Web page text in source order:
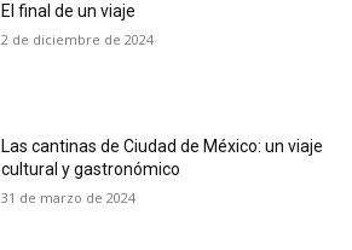
El final de un viaje
2 de diciembre de 2024
Las cantinas de Ciudad de México: un viaje
cultural y gastronómico
31 de marzo de 2024